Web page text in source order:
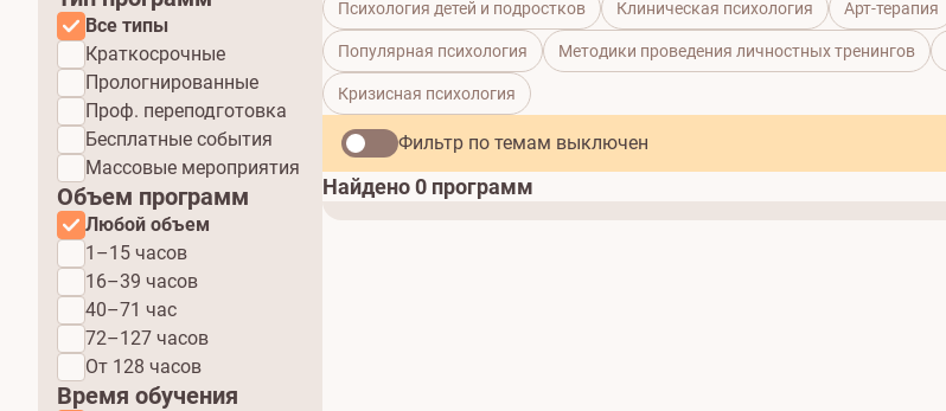
Все типы
Краткосрочные
Прологнированные
Проф. переподготовка
Бесплатные события
Массовые мероприятия
Объем программ
Любой объем
1–15 часов
16–39 часов
40–71 час
72–127 часов
От 128 часов
Время обучения
Психология детей и подростков Клиническая психология Арт-терапия
Популярная психология Методики проведения личностных тренингов
Кризисная психология
Фильтр по темам выключен
Найдено0 программ